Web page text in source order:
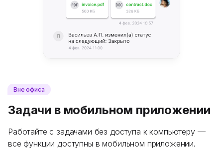
Вне офиса
Задачи в мобильном приложении
Работайте с задачами без доступа к компьютеру —
все функции доступны в мобильном приложении.